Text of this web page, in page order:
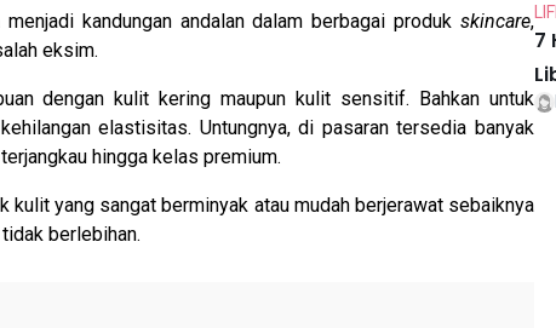
kandungan andalan dalam berbagai produkskincare,
eksim.
dengan kulit kering maupun kulit sensitif. Bahkan untuk
elastisitas. Untungnya, di pasaran tersedia banyak
hingga kelas premium.
yang sangat berminyak atau mudah berjerawat sebaiknya
berlebihan.
7